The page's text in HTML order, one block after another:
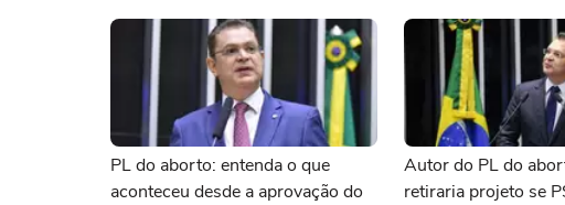
PL do aborto: entenda o que
aconteceu desde a aprovação do
Autor do PL do
retiraria projeto se